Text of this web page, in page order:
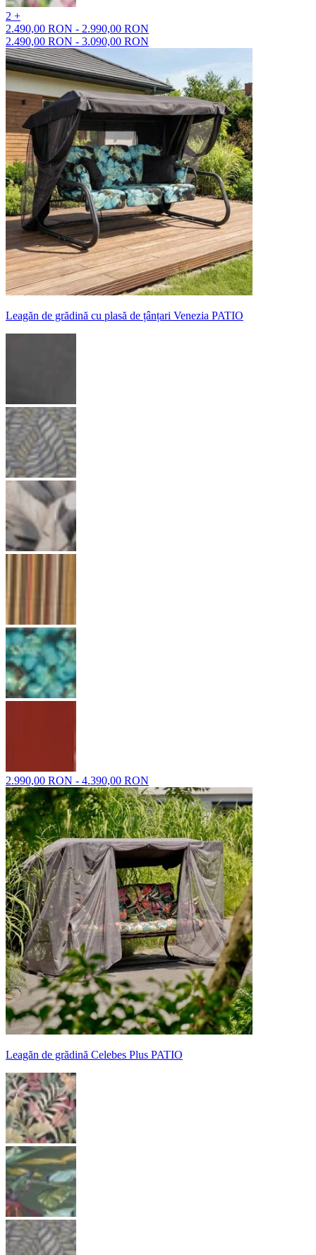
2 +
2.490,00 RON - 2.990,00 RON
2.490,00 RON - 3.090,00 RON
Leagăn de grădină cu plasă de țânțari Venezia PATIO
2.990,00 RON - 4.390,00 RON
Leagăn de grădină Celebes Plus PATIO